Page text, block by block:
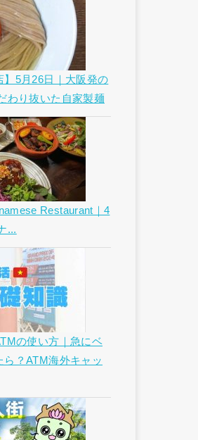
5月26日｜大阪発の
わり抜いた自家製麺
Restaurant｜4
...
の使い方｜急にベ
？ATM海外キャッ